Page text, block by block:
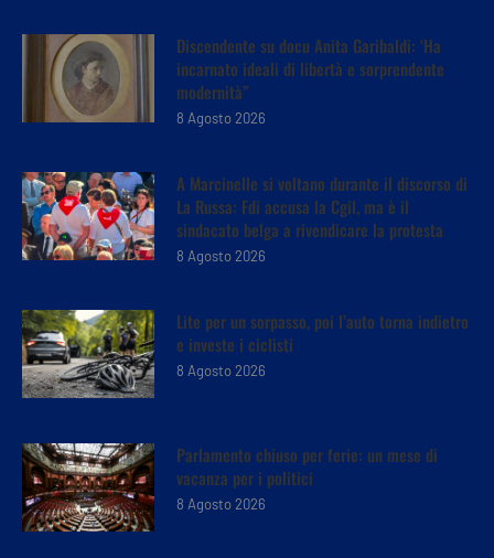
Discendente su docu Anita Garibaldi: ‘Ha
incarnato ideali di libertà e sorprendente
modernità”
8 Agosto 2026
A Marcinelle si voltano durante il discorso di
La Russa: Fdi accusa la Cgil, ma è il
sindacato belga a rivendicare la protesta
8 Agosto 2026
Lite per un sorpasso, poi l’auto torna indietro
e investe i ciclisti
8 Agosto 2026
Parlamento chiuso per ferie: un mese di
vacanza per i politici
8 Agosto 2026